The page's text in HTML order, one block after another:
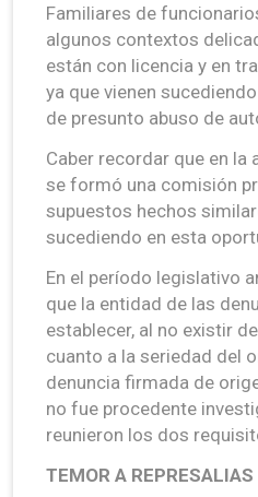
Familiares de
algunos contextos
están con licencia y en
ya que vienen
de presunto abuso de
Caber recordar que en
se formó una comisión
supuestos hechos
sucediendo en esta
En el período legislativo
que la entidad de las
establecer, al no existir
cuanto a la seriedad del
denuncia firmada de
no fue procedente
reunieron los dos
TEMOR A REPRESALIAS